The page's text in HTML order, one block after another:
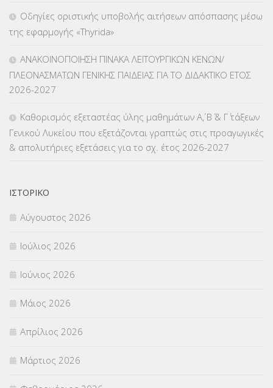
ΛΟΙΠΑ(309)
ΜΕΤΑΘΕΣΕΙΣ-ΤΟΠΟΘΕΤΗΣΕΙΣ ΒΕΛΤΙΩΣΕΙΣ(319)
ΜΕΤΑΦΟΡΑ ΜΑΘΗΤΩΝ(3)
ΟΙΚΟΝΟΜΙΚΑ ΘΕΜΑΤΑ
Π.Ε.Κ. ΗΡΑΚΛΕΙΟΥ
ΠΑΝΕΛΛΑΔΙΚΕΣ ΕΞΕΤΑΣΕΙΣ
ΠΡΟΚΗΡΥΞΕΙΣ
ΣΕΜΙΝΑΡΙΑ – ΗΜΕΡΙΔΕΣ
ΣΕΠ(50)
ΣΤΕΛΕΧΗ (360)
Οδηγίες οριστικής υποβολής αιτήσεων απόσπασης μέσω
της εφαρμογής «Thyrida»
ΑΝΑΚΟΙΝΟΠΟΙΗΣΗ ΠΙΝΑΚΑ ΛΕΙΤΟΥΡΓΙΚΩΝ ΚΕΝΩΝ/
ΠΛΕΟΝΑΣΜΑΤΩΝ ΓΕΝΙΚΗΣ ΠΑΙΔΕΙΑΣ ΓΙΑ ΤΟ ΔΙΔΑΚΤΙΚΟ ΕΤΟΣ
2026-2027
Καθορισμός εξεταστέας ύλης μαθημάτων Α΄, Β΄ & Γ΄ τάξεων
Γενικού Λυκείου που εξετάζονται γραπτώς στις προαγωγικές
& απολυτήριες εξετάσεις για το σχ. έτος 2026-2027
ΙΣΤΟΡΙΚΌ
Αύγουστος 2026
Ιούλιος 2026
Ιούνιος 2026
Μάιος 2026
Απρίλιος 2026
Μάρτιος 2026